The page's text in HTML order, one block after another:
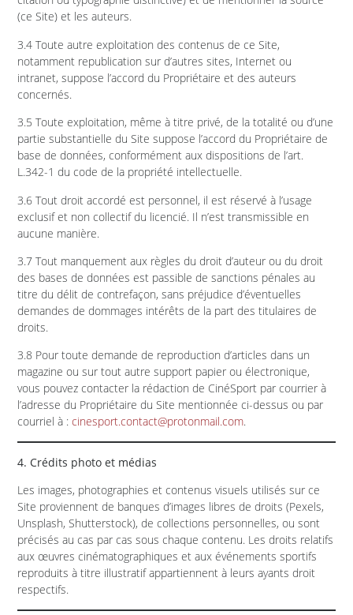
(ce Site) et les auteurs.
3.4 Toute autre exploitation des contenus de ce Site,
notamment republication sur d’autres sites, Internet ou
intranet, suppose l’accord du Propriétaire et des auteurs
concernés.
3.5 Toute exploitation, même à titre privé, de la totalité ou d’une
partie substantielle du Site suppose l’accord du Propriétaire de
base de données, conformément aux dispositions de l’art.
L.342-1 du code de la propriété intellectuelle.
3.6 Tout droit accordé est personnel, il est réservé à l’usage
exclusif et non collectif du licencié. Il n’est transmissible en
aucune manière.
3.7 Tout manquement aux règles du droit d’auteur ou du droit
des bases de données est passible de sanctions pénales au
titre du délit de contrefaçon, sans préjudice d’éventuelles
demandes de dommages intérêts de la part des titulaires de
droits.
3.8 Pour toute demande de reproduction d’articles dans un
magazine ou sur tout autre support papier ou électronique,
vous pouvez contacter la rédaction de CinéSport par courrier à
l’adresse du Propriétaire du Site mentionnée ci-dessus ou par
courriel à :cinesport.contact@protonmail.com.
4. Crédits photo et médias
Les images, photographies et contenus visuels utilisés sur ce
Site proviennent de banques d’images libres de droits (Pexels,
Unsplash, Shutterstock), de collections personnelles, ou sont
précisés au cas par cas sous chaque contenu. Les droits relatifs
aux œuvres cinématographiques et aux événements sportifs
reproduits à titre illustratif appartiennent à leurs ayants droit
respectifs.